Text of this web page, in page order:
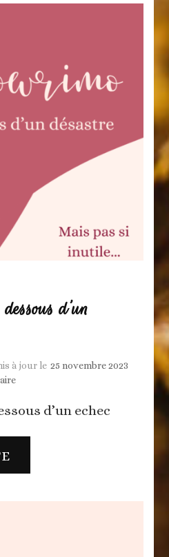
d’un
à jour le 25 novembre 2023
sur
:
dessous
d’un echec